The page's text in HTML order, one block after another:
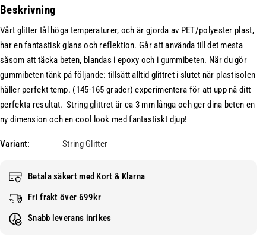
h
t
:
a
n
i
t
e
t
f
ö
S
r
n
g
G
i
t
e
t
f
ö
r
S
t
g
l
i
Beskrivning
Vårt glitter tål höga temperaturer, och är gjorda av PET/polyester plast,
har en fantastisk glans och reflektion. Går att använda till det mesta
såsom att täcka beten, blandas i epoxy och i gummibeten. När du gör
gummibeten tänk på följande: tillsätt alltid glittret i slutet när plastisolen
håller perfekt temp. (145-165 grader) experimentera för att upp nå ditt
perfekta resultat. String glittret är ca 3 mm långa och ger dina beten en
ny dimension och en cool look med fantastiskt djup!
Variant: String Glitter
Betala säkert med Kort & Klarna
Fri frakt över 699kr
Snabb leverans inrikes